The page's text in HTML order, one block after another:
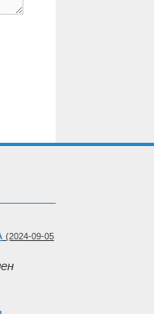
(2024-09-05